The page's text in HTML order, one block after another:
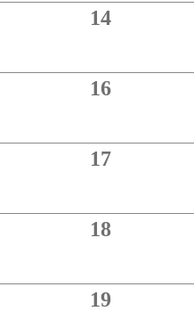
14
16
17
18
19